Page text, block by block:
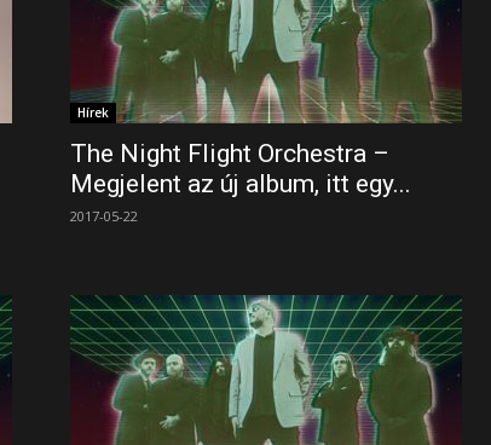
Hírek
The Night Flight Orchestra –
Megjelent az új album, itt egy...
2017-05-22